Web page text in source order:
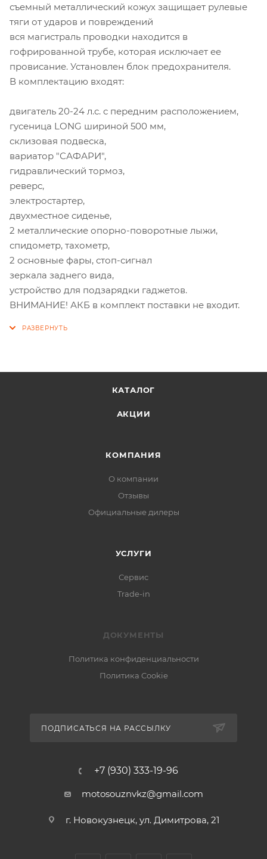
съемный металлический кожух защищает рулевые
тяги от ударов и повреждений
вся магистраль проводки находится в
гофрированной трубе, которая исключает ее
провисание. Установлен блок предохранителя.
В комплектацию входят:
двигатель 20-24 л.с. с передним расположением,
гусеница LONG шириной 500 мм,
склизовая подвеска,
вариатор "САФАРИ",
гидравлический тормоз,
реверс,
электростартер,
двухместное сиденье,
2 металлические опорно-поворотные лыжи,
спидометр, тахометр,
2 основные фары, стоп-сигнал
зеркала заднего вида,
устройство для подзарядки гаджетов.
ВНИМАНИЕ! АКБ в комплект поставки не входит.
КАТАЛОГ
АКЦИИ
КОМПАНИЯ
О компании
Отзывы
Официальные дилеры
УСЛУГИ
Сервис
Trade-in
ДОКУМЕНТЫ
Политика конфиденциальности
Политика Cookie
ПОДПИСАТЬСЯ НА РАССЫЛКУ
+7 (930) 333-19-96
motosouznvkz@gmail.com
г. Новокузнецк, ул. Димитрова, 21